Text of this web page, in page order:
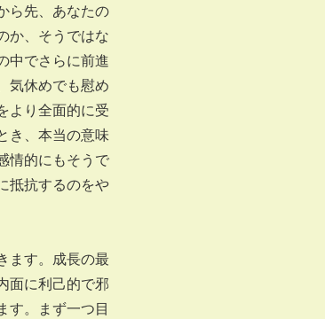
ら先、あなたの
か、そうではな
中でさらに前進
気休めでも慰め
より全面的に受
き、本当の意味
情的にもそうで
抵抗するのをや
ます。成長の最
面に利己的で邪
す。まず一つ目